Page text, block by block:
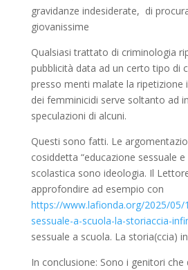
gravidanze indesiderate, di
giovanissime
Qualsiasi trattato di criminologia
pubblicità data ad un certo tipo di
presso menti malate la ripetizione
dei femminicidi serve soltanto ad
speculazioni di alcuni.
Questi sono fatti. Le
cosiddetta “educazione sessuale e
scolastica sono ideologia. Il
approfondire ad esempio con
https://www.lafionda.org/2025/05/
sessuale-a-scuola-la-storiaccia-
sessuale a scuola. La storia(ccia)
In conclusione: Sono i genitori